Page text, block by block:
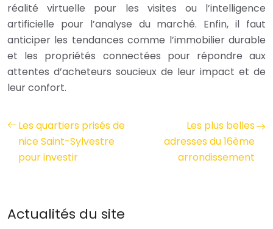
réalité virtuelle pour les visites ou l’intelligence
artificielle pour l’analyse du marché. Enfin, il faut
anticiper les tendances comme l’immobilier durable
et les propriétés connectées pour répondre aux
attentes d’acheteurs soucieux de leur impact et de
leur confort.
Les quartiers prisés de
nice Saint-Sylvestre
pour investir
Les plus belles
adresses du 16ème
arrondissement
Actualités du site